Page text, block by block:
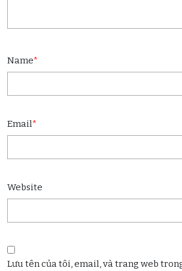
Name*
Email*
Website
Lưu tên của tôi, email, và trang web